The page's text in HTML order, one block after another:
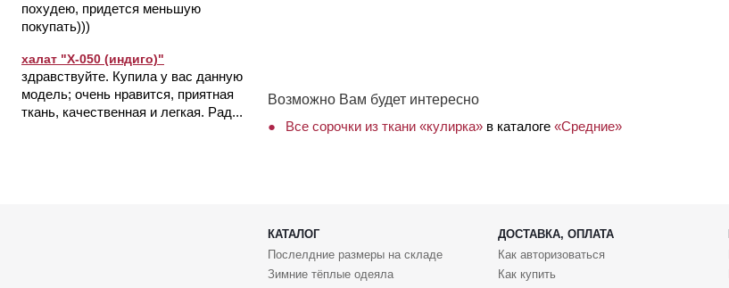
похудею, придется меньшую
покупать)))
халат "Х-050 (индиго)"
здравствуйте. Купила у вас данную
модель; очень нравится, приятная
ткань, качественная и легкая. Рад...
Возможно Вам будет интересно
Все сорочки из ткани «кулирка» в каталоге «Средние»
КАТАЛОГ ДОСТАВКА, ОПЛАТА
Послелдние размеры на складе
Зимние тёплые одеяла
Как авторизоваться
Как купить